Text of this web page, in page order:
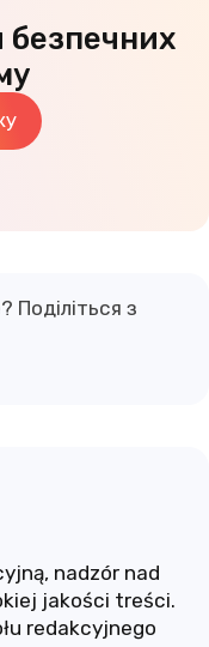
безпечних
з
nadzór nad
jakości treści.
redakcyjnego